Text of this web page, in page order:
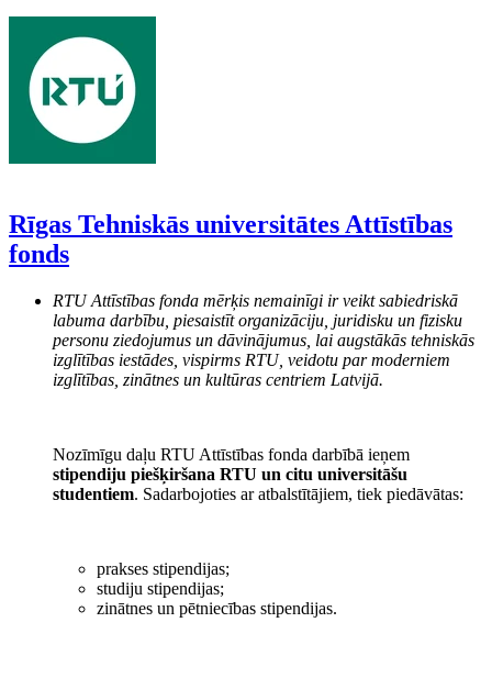
Rīgas Tehniskās universitātes Attīstības
fonds
RTU Attīstības fonda mērķis nemainīgi ir veikt sabiedriskā
labuma darbību, piesaistīt organizāciju, juridisku un fizisku
personu ziedojumus un dāvinājumus, lai augstākās tehniskās
izglītības iestādes, vispirms RTU, veidotu par moderniem
izglītības, zinātnes un kultūras centriem Latvijā.
Nozīmīgu daļu RTU Attīstības fonda darbībā ieņem
stipendiju piešķiršana RTU un citu universitāšu
studentiem. Sadarbojoties ar atbalstītājiem, tiek piedāvātas:
prakses stipendijas;
studiju stipendijas;
zinātnes un pētniecības stipendijas.